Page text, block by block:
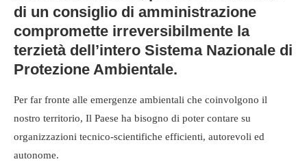
di un consiglio di amministrazione
compromette irreversibilmente la
terzietà dell’intero Sistema Nazionale di
Protezione Ambientale.
Per far fronte alle emergenze ambientali che coinvolgono il
nostro territorio, Il Paese ha bisogno di poter contare su
organizzazioni tecnico-scientifiche efficienti, autorevoli ed
autonome.